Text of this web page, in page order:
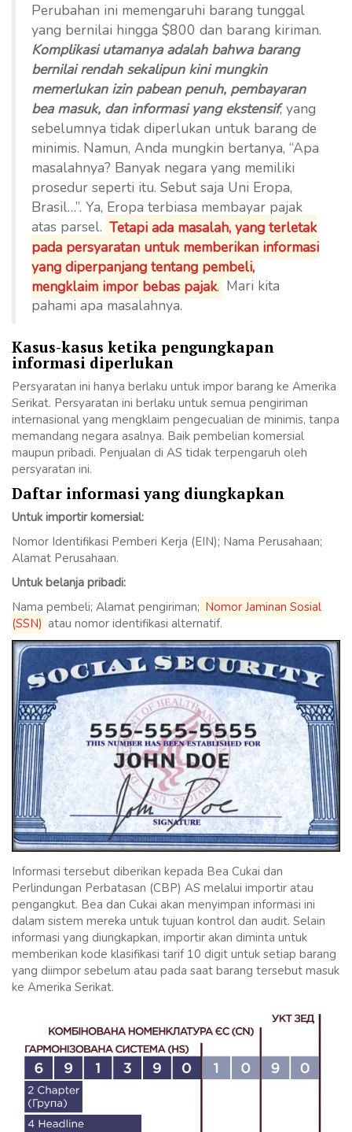
Perubahan ini memengaruhi barang tunggal
yang bernilai hingga $800 dan barang kiriman.
Komplikasi utamanya adalah bahwa barang
bernilai rendah sekalipun kini mungkin
memerlukan izin pabean penuh, pembayaran
bea masuk, dan informasi yang ekstensif, yang
sebelumnya tidak diperlukan untuk barang de
minimis. Namun, Anda mungkin bertanya, “Apa
masalahnya? Banyak negara yang memiliki
prosedur seperti itu. Sebut saja Uni Eropa,
Brasil…”. Ya, Eropa terbiasa membayar pajak
atas parsel. Tetapi ada masalah, yang terletak
pada persyaratan untuk memberikan informasi
yang diperpanjang tentang pembeli,
mengklaim impor bebas pajak. Mari kita
pahami apa masalahnya.
Kasus-kasus ketika pengungkapan
informasi diperlukan
Persyaratan ini hanya berlaku untuk impor barang ke Amerika
Serikat. Persyaratan ini berlaku untuk semua pengiriman
internasional yang mengklaim pengecualian de minimis, tanpa
memandang negara asalnya. Baik pembelian komersial
maupun pribadi. Penjualan di AS tidak terpengaruh oleh
persyaratan ini.
Daftar informasi yang diungkapkan
Untuk importir komersial:
Nomor Identifikasi Pemberi Kerja (EIN); Nama Perusahaan;
Alamat Perusahaan.
Untuk belanja pribadi:
Nama pembeli; Alamat pengiriman; Nomor Jaminan Sosial
(SSN) atau nomor identifikasi alternatif.
Informasi tersebut diberikan kepada Bea Cukai dan
Perlindungan Perbatasan (CBP) AS melalui importir atau
pengangkut. Bea dan Cukai akan menyimpan informasi ini
dalam sistem mereka untuk tujuan kontrol dan audit. Selain
informasi yang diungkapkan, importir akan diminta untuk
memberikan kode klasifikasi tarif 10 digit untuk setiap barang
yang diimpor sebelum atau pada saat barang tersebut masuk
ke Amerika Serikat.